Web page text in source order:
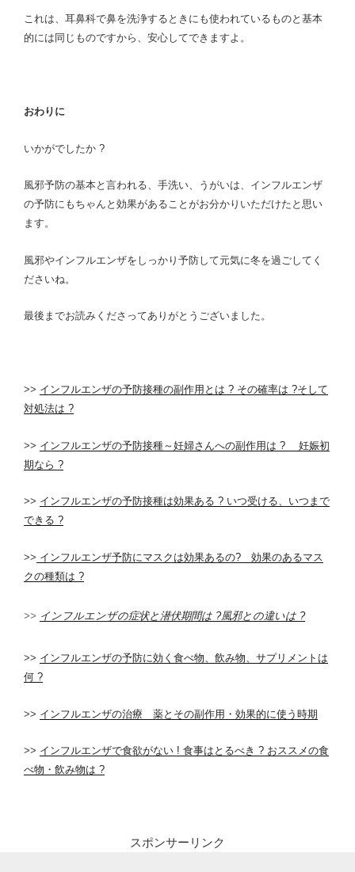
これは、耳鼻科で鼻を洗浄するときにも使われているものと基本
的には同じものですから、安心してできますよ。
おわりに
いかがでしたか ?
風邪予防の基本と言われる、手洗い、うがいは、インフルエンザ
の予防にもちゃんと効果があることがお分かりいただけたと思い
ます。
風邪やインフルエンザをしっかり予防して元気に冬を過ごしてく
ださいね。
最後までお読みくださってありがとうございました。
>> インフルエンザの予防接種の副作用とは ? その確率は ?そして
対処法は ?
>> インフルエンザの予防接種～妊婦さんへの副作用は ? 妊娠初
期なら ?
>> インフルエンザの予防接種は効果ある ? いつ受ける、いつまで
できる ?
>> インフルエンザ予防にマスクは効果あるの? 効果のあるマス
クの種類は ?
>> インフルエンザの症状と潜伏期間は ?風邪との違いは ?
>> インフルエンザの予防に効く食べ物、飲み物、サプリメントは
何 ?
>> インフルエンザの治療 薬とその副作用・効果的に使う時期
>> インフルエンザで食欲がない ! 食事はとるべき ? おススメの食
べ物・飲み物は ?
スポンサーリンク